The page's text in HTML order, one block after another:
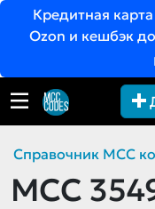
Кредитная
Ozon и кешбэк
Справочник MCC
MCC